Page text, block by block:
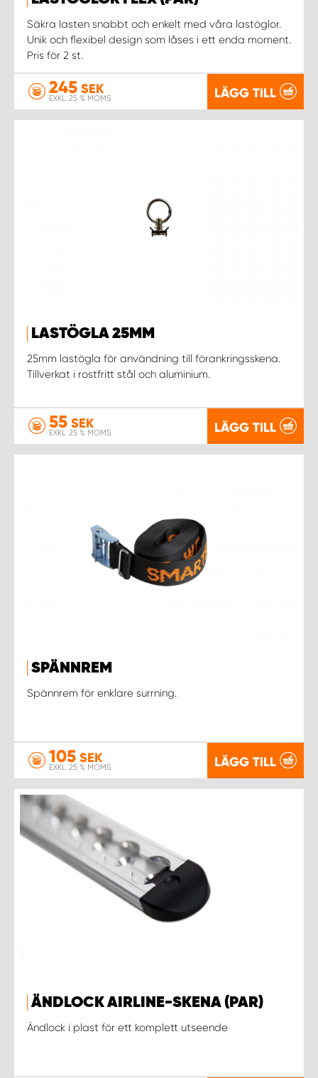
Säkra lasten snabbt och enkelt med våra lastöglor.
Unik och flexibel design som låses i ett enda moment.
Pris för 2 st.
245 SEK
EXKL. 25 % MOMS LÄGG TILL
LASTÖGLA 25MM
25mm lastögla för användning till förankringsskena.
Tillverkat i rostfritt stål och aluminium.
55 SEK
EXKL. 25 % MOMS LÄGG TILL
SPÄNNREM
Spännrem för enklare surrning.
105 SEK
EXKL. 25 % MOMS LÄGG TILL
ÄNDLOCK AIRLINE-SKENA (PAR)
Ändlock i plast för ett komplett utseende
WORK SYSTEM SKELLEFTEÅ
WORK SYSTEM VÄRNAMO
WORK SYSTEM ÖREBRO